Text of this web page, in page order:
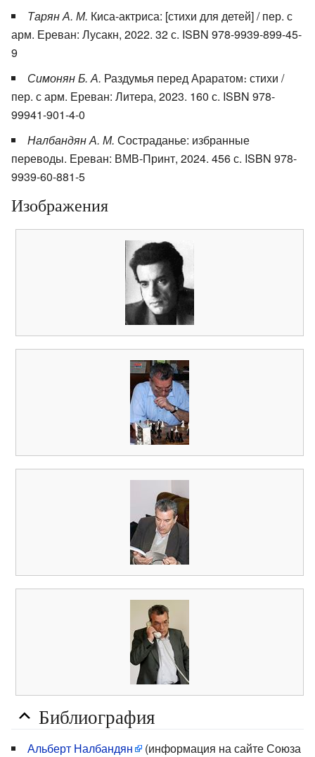
Тарян А. М. Киса-актриса: [стихи для детей] / пер. с
арм. Ереван: Лусакн, 2022. 32 с. ISBN 978-9939-899-45-
9
Симонян Б. А. Раздумья перед Араратом։ стихи /
пер. с арм. Ереван: Литера, 2023. 160 с. ISBN 978-
99941-901-4-0
Налбандян А. М. Состраданье: избранные
переводы. Ереван: ВМВ-Принт, 2024. 456 с. ISBN 978-
9939-60-881-5
Изображения
Библиография
Альберт Налбандян (информация на сайте Союза